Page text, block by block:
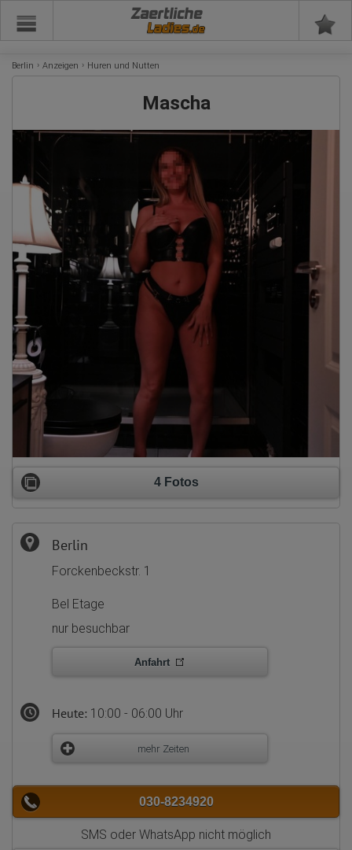
Zaertliche
Berlin Anzeigen Huren und Nutten
Mascha
4 Fotos
Berlin
Forckenbeckstr. 1
Bel Etage
nur besuchbar
Anfahrt
Heute: 10:00 - 06:00 Uhr
mehr Zeiten
030-8234920
SMS oder WhatsApp nicht möglich